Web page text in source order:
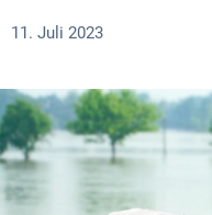
11. Juli 2023